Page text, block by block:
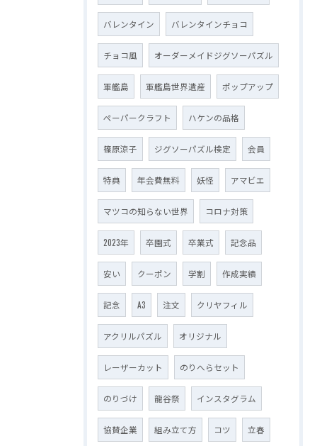
バレンタイン バレンタインチョコ
チョコ風 オーダーメイドジグソーパズル
軍艦島 軍艦島世界遺産 ポップアップ
ペーパークラフト ハケンの品格
篠原涼子 ジグソーパズル検定 会員
特典 年会費無料 妖怪 アマビエ
マツコの知らない世界 コロナ対策
2023年 卒園式 卒業式 記念品
安い クーポン 学割 作成実績
記念 A3 注文 クリヤフィル
アクリルパズル オリジナル
レーザーカット のりへらセット
のりづけ 龍谷祭 インスタグラム
協賛企業 組み立て方 コツ 立春